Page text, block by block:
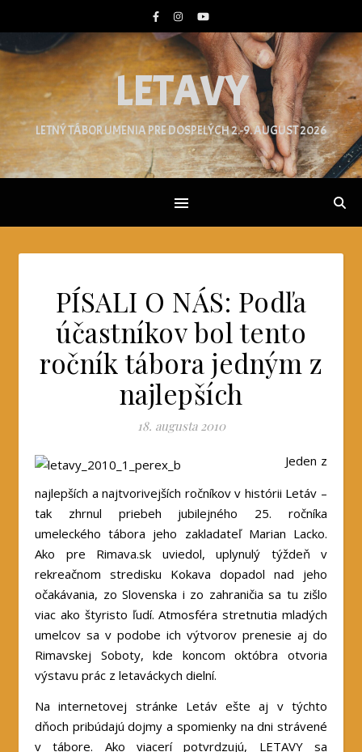
LETAVY
LETNÝ TÁBOR UMENIA PRE DOSPELÝCH 2.-9. AUGUST 2026
PÍSALI O NÁS: Podľa
účastníkov bol tento
ročník tábora jedným z
najlepších
18. augusta 2010
Jeden z
najlepších a najtvorivejších ročníkov v histórii Letáv –
tak zhrnul priebeh jubilejného 25. ročníka
umeleckého tábora jeho zakladateľ Marian Lacko.
Ako pre Rimava.sk uviedol, uplynulý týždeň v
rekreačnom stredisku Kokava dopadol nad jeho
očakávania, zo Slovenska i zo zahraničia sa tu zišlo
viac ako štyristo ľudí. Atmosféra stretnutia mladých
umelcov sa v podobe ich výtvorov prenesie aj do
Rimavskej Soboty, kde koncom októbra otvoria
výstavu prác z letaváckych dielní.
Na internetovej stránke Letáv ešte aj v týchto
dňoch pribúdajú dojmy a spomienky na dni strávené
v tábore. Ako viacerí potvrdzujú, LETAVY sa